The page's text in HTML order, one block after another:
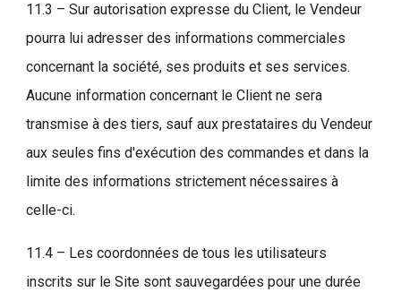
11.3 – Sur autorisation expresse du Client, le Vendeur
pourra lui adresser des informations commerciales
concernant la société, ses produits et ses services.
Aucune information concernant le Client ne sera
transmise à des tiers, sauf aux prestataires du Vendeur
aux seules fins d'exécution des commandes et dans la
limite des informations strictement nécessaires à
celle-ci.
11.4 – Les coordonnées de tous les utilisateurs
inscrits sur le Site sont sauvegardées pour une durée